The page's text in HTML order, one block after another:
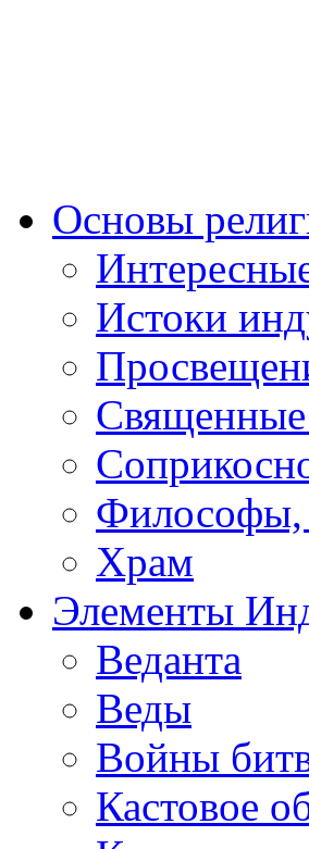
Основы
Истоки
Философы,
Храм
Элементы
Веданта
Веды
Войны
Кастовое